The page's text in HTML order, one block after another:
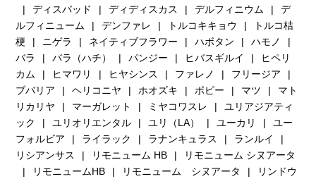
ディスバッド
ディディスカス デルフィニウム
デ
ルフィニューム
デンファレ トルコキキョウ
トルコ桔
梗
ニゲラ ネイティブフラワー ハボタン
ハモノ
バラ
バラ（ハチ） パンジー ヒバスギルイ
ヒペリ
カム
ヒマワリ ヒヤシンス ファレノ
フリージア
ブバリア
ヘリコニヤ ホオズキ ポピー マツ
マト
リカリヤ
マーガレット ミヤコワスレ
ユリアジアティ
ック
ユリオリエンタル ユリ（LA） ユーカリ
ユー
フォルビア
ライラック ラナンキュラス
ランルイ
リシアンサス
リモニューム HB
リモニューム シヌアータ
リモニュームHB
リモニューム シヌアータ
リンドウ